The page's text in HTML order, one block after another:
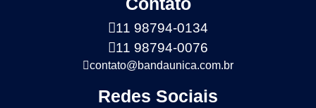
11 98794-0134
11 98794-0076
contato@bandaunica.com.br
Redes Sociais